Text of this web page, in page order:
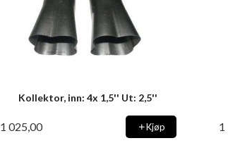
Kollektor, inn: 4x 1,5'' Ut: 2,5''
1 025,00 Kjøp 1